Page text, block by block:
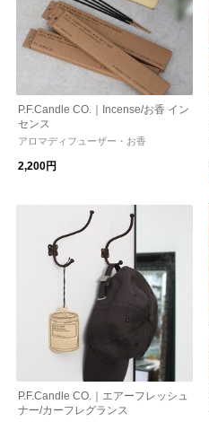
P.F.Candle CO.｜Incense/お香 イン
センス
アロマディフューザー・お香
2,200円
P.F.Candle CO.｜エアーフレッシュ
ナー/カーフレグランス